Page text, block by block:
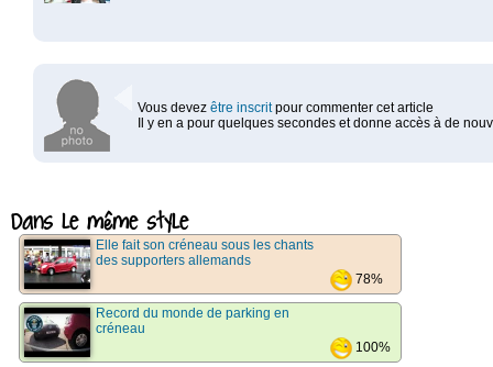
Vous devez être inscritpour commenter cet article
Il y en a pour quelques secondes et donne accès à de
Dans le même style
Elle fait son créneau sous les chants
des supporters allemands
78%
Record du monde de parking en
créneau
100%